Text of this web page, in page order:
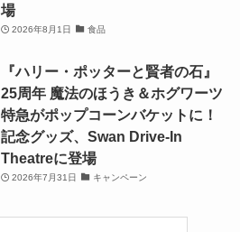
場
2026年8月1日 食品
『ハリー・ポッターと賢者の石』
25周年 魔法のほうき＆ホグワーツ
特急がポップコーンバケットに！
記念グッズ、Swan Drive-In
Theatreに登場
2026年7月31日 キャンペーン